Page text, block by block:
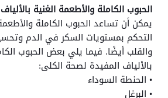
الحبوب الكاملة والأطعمة الغنية بالألياف
يمكن أن تساعد الحبوب الكاملة
التحكم بمستويات السكر في الدم
والقلب أيضًا. فيما يلي بعض الحبوب
بالألياف المفيدة لصحة الكلى:
• الحنطة السوداء
• البرغل